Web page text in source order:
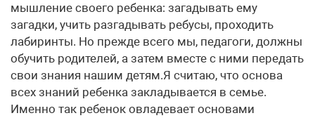
мышление своего ребенка: загадывать ему
загадки, учить разгадывать ребусы, проходить
лабиринты. Но прежде всего мы, педагоги, должны
обучить родителей, а затем вместе с ними передать
свои знания нашим детям.Я считаю, что основа
всех знаний ребенка закладывается в семье.
Именно так ребенок овладевает основами